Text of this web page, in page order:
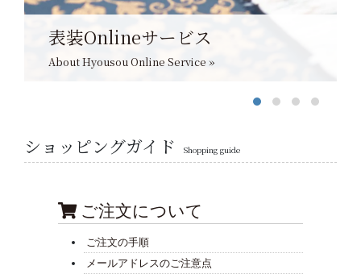
表装Onlineサービス
About Hyousou Online Service »
ショッピングガイド Shopping guide
ご注文について
ご注文の手順
メールアドレスのご注意点